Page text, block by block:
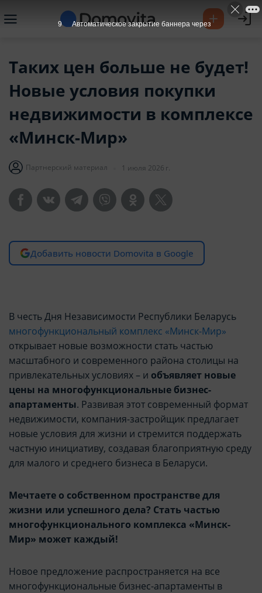
Таких цен больше не будет!
Новые условия покупки
недвижимости в комплексе
«Минск-Мир»
Партнерский материал 1 июля 2026 г.
Добавить новости Domovita в Google
В честь Дня Независимости Республики Беларусь
многофункциональный комплекс «Минск-Мир»
открывает новые возможности стать частью
масштабного и современного района столицы на
привлекательных условиях – и объявляет новые
цены на многофункциональные бизнес-
апартаменты. Развивая этот современный формат
недвижимости, компания-застройщик предлагает
новые условия для жизни и стремится поддержать
частную инициативу, создавая благоприятную среду
для малого и среднего бизнеса в Беларуси.
Мечтаете о собственном пространстве для
жизни или успешного дела? Стать частью
многофункционального комплекса «Минск-
Мир» может каждый!
Новое предложение распространяется на все
многофункциональные бизнес-апартаменты в
8 Автоматическое закрытие баннера через